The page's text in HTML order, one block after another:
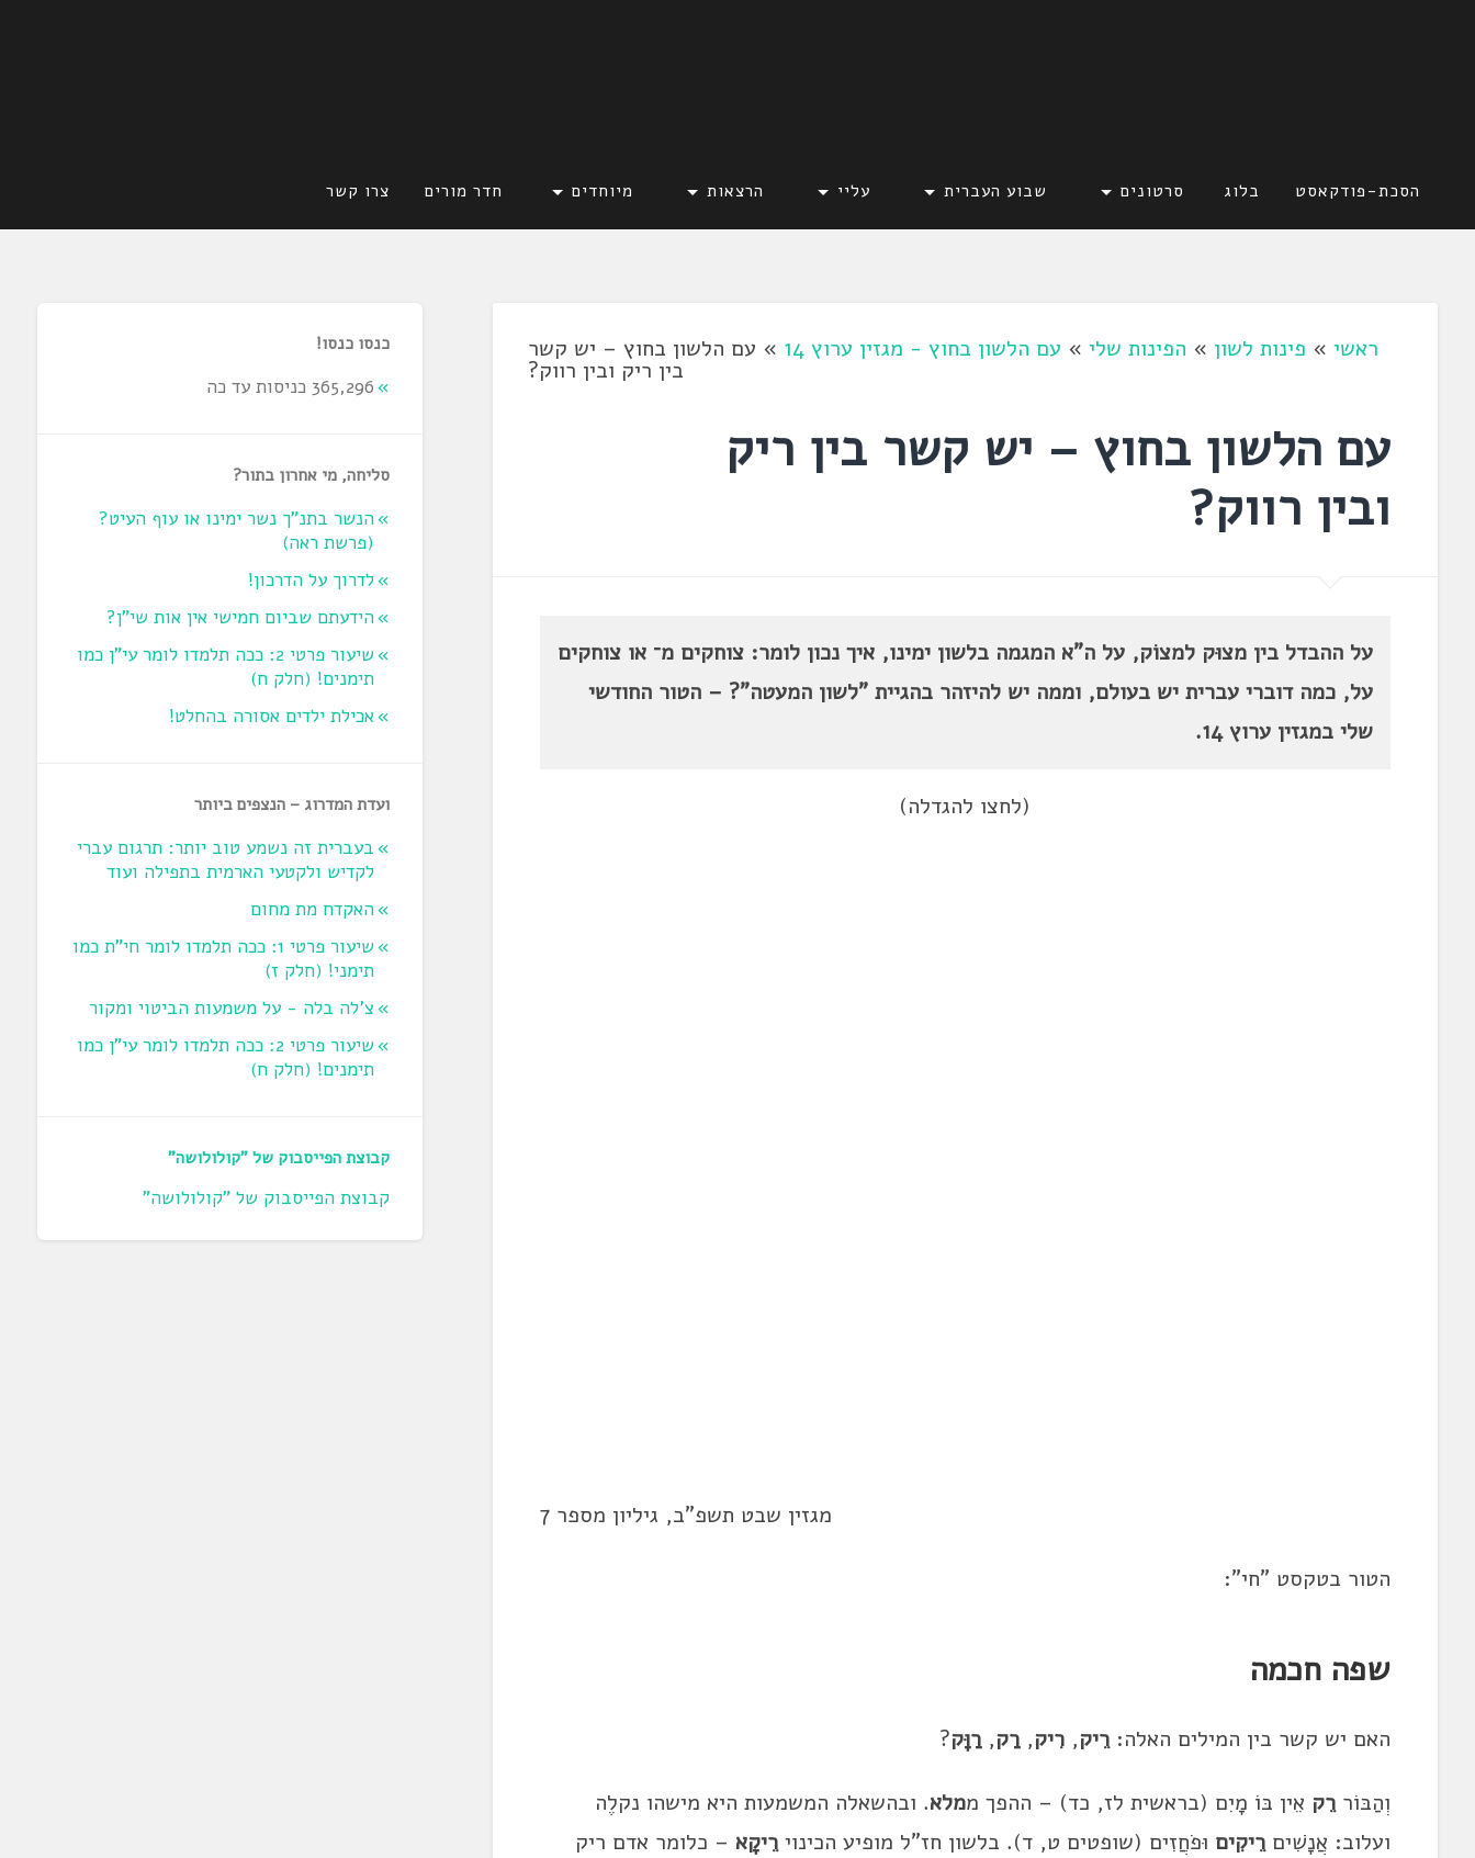
הסכת-פודקאסט בלוג סרטונים שבוע העברית עליי הרצאות מיוחדים חדר מורים צרו קשר
ראשי » פינות לשון » הפינות שלי » עם הלשון בחוץ - מגזין ערוץ 14 » עם הלשון בחוץ – יש קשר
בין ריק ובין רווק?
עם הלשון בחוץ – יש קשר בין ריק
ובין רווק?
על ההבדל בין מצוּק למצוֹק, על ה"א המגמה בלשון ימינו, איך נכון לומר: צוחקים מ־ או צוחקים
על, כמה דוברי עברית יש בעולם, וממה יש להיזהר בהגיית "לשון המעטה"? – הטור החודשי
שלי במגזין ערוץ 14.
(לחצו להגדלה)
מגזין שבט תשפ"ב, גיליון מספר 7
הטור בטקסט "חי":
שפה חכמה
האם יש קשר בין המילים האלה:רֵיק, רִיק,רַק,רַוָּק?
וְהַבּוֹררֵק אֵין בּוֹ מָיִם (בראשית לז, כד) – ההפך ממלא. ובהשאלה המשמעות היא מישהו נקלֶה
ועלוב: אֲנָשִׁיםרֵיקִים וּפֹחֲזִים (שופטים ט, ד). בלשון חז"ל מופיע הכינוירֵיקָא – כלומר אדם ריק
כנסו כנסו!
365,296 כניסות עד כה
סליחה, מי אחרון בתור?
הנשר בתנ"ך נשר ימינו או עוף העיט?
‏(פרשת ראה‏)
לדרוך על הדרכון!
הידעתם שביום חמישי אין אות שי"ן?
שיעור פרטי 2: ככה תלמדו לומר עי"ן כמו
תימנים! (חלק ח)‏
אכילת ילדים אסורה בהחלט!
ועדת המדרוג – הנצפים ביותר
בעברית זה נשמע טוב יותר: תרגום עברי
לקדיש ולקטעי הארמית בתפילה ועוד
האקדח מת מחום
שיעור פרטי 1: ככה תלמדו לומר חי"ת כמו
תימני! ‏(חלק ז‏)
צ'לה בלה - על משמעות הביטוי ומקור
שיעור פרטי 2: ככה תלמדו לומר עי"ן כמו
תימנים! (חלק ח)‏
קבוצת הפייסבוק של "קולולושה"
קבוצת הפייסבוק של "קולולושה"